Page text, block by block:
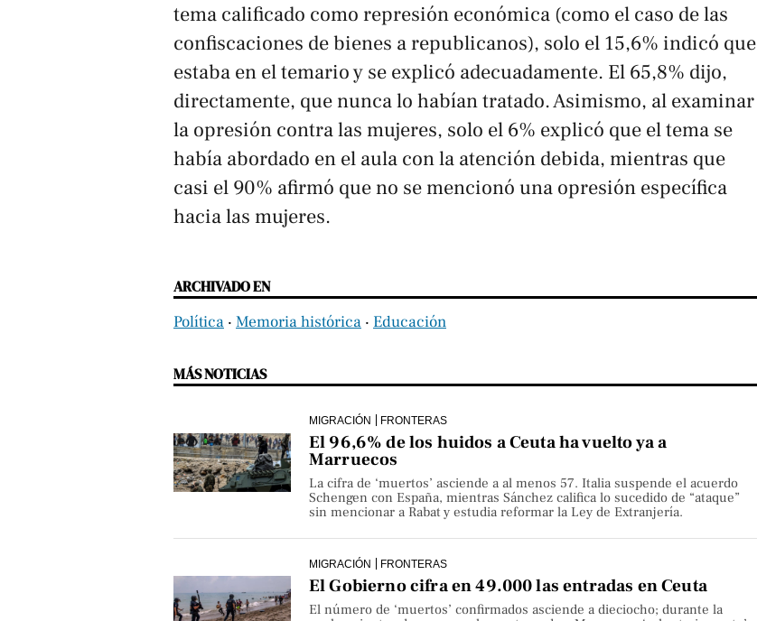
tema calificado como represión económica (como el caso de las
confiscaciones de bienes a republicanos), solo el 15,6% indicó que
estaba en el temario y se explicó adecuadamente. El 65,8% dijo,
directamente, que nunca lo habían tratado. Asimismo, al examinar
la opresión contra las mujeres, solo el 6% explicó que el tema se
había abordado en el aula con la atención debida, mientras que
casi el 90% afirmó que no se mencionó una opresión específica
hacia las mujeres.
ARCHIVADO EN
Política ‧ Memoria histórica ‧ Educación
MÁS NOTICIAS
MIGRACIÓN FRONTERAS
El 96,6% de los huidos a Ceuta ha vuelto ya a
Marruecos
La cifra de ‘muertos’ asciende a al menos 57. Italia suspende el acuerdo
Schengen con España, mientras Sánchez califica lo sucedido de “ataque”
sin mencionar a Rabat y estudia reformar la Ley de Extranjería.
MIGRACIÓN FRONTERAS
El Gobierno cifra en 49.000 las entradas en Ceuta
El número de ‘muertos’ confirmados asciende a dieciocho; durante la